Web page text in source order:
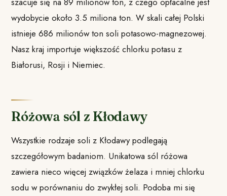
wydobycie około 3.5 miliona ton. W skali całej Polski
istnieje 686 milionów ton soli potasowo-magnezowej.
Nasz kraj importuje większość chlorku potasu z
Białorusi, Rosji i Niemiec.
Różowa sól z Kłodawy
Wszystkie rodzaje soli z Kłodawy podlegają
szczegółowym badaniom. Unikatowa sól różowa
zawiera nieco więcej związków żelaza i mniej chlorku
sodu w porównaniu do zwykłej soli. Podoba mi się